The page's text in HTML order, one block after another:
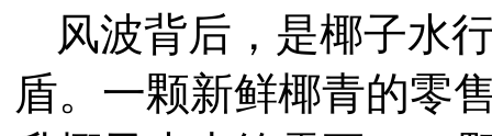
风波背后，是椰子水
盾。一颗新鲜椰青的零